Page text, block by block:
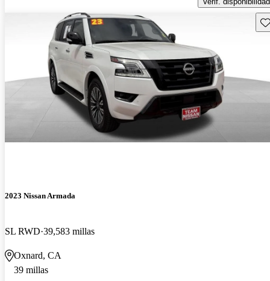
2023 Nissan Armada
SL RWD 39,583 millas
Oxnard, CA
39 millas